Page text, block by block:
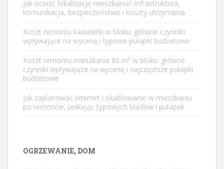
Jak ocenić lokalizację mieszkania? Infrastruktura,
komunikacja, bezpieczeństwo i koszty utrzymania
Koszt remontu kawalerki w bloku: główne czynniki
wpływające na wycenę i typowe pułapki budżetowe
Koszt remontu mieszkania 80 m² w bloku: główne
czynniki wpływające na wycenę i najczęstsze pułapki
budżetowe
Jak zaplanować internet i okablowanie w mieszkaniu
po remoncie, unikając typowych błędów i pułapek
OGRZEWANIE, DOM